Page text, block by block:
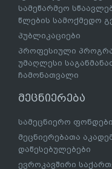
სამეწარმეო
წლების სამოქმედო
პუბლიკაციები
პროფესიული
უმაღლესი
ჩამონათვალი
მეცნიერება
სამეცნიერო ფონდები
მეცნიერებათა
დაწესებულებები
ევროკავშირი